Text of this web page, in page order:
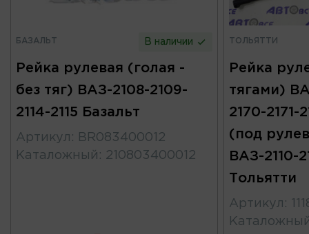
БАЗАЛЬТ В наличии
Рейка рулевая (голая -
без тяг) ВАЗ-2108-2109-
2114-2115 Базальт
Артикул :
BR083400012
Каталожный : 210803400012
ТОЛЬЯТТИ
Рейка
тягами)
2170-2171-
(под
ВАЗ-2110-
Тольятти
Артикул :